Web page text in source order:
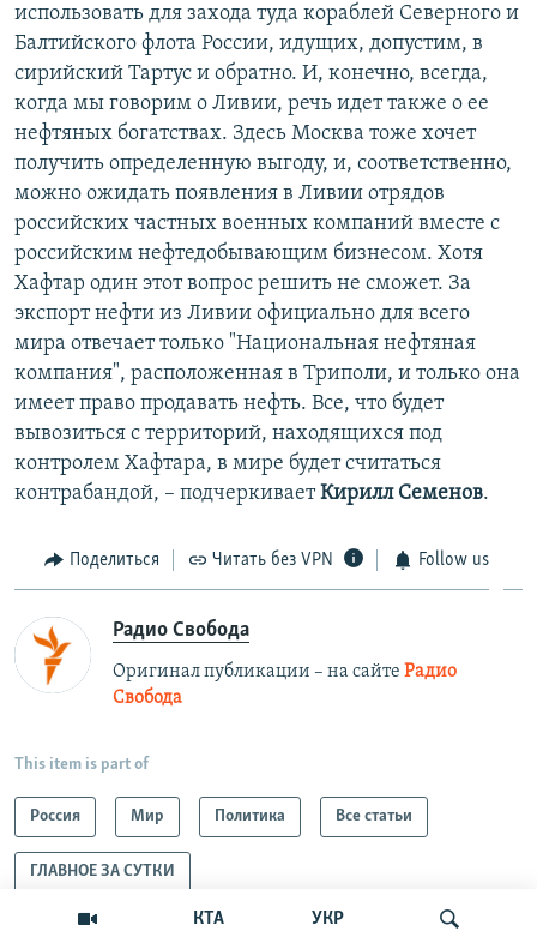
КТА УКР
использовать для захода туда кораблей Северного и
Балтийского флота России, идущих, допустим, в
сирийский Тартус и обратно. И, конечно, всегда,
когда мы говорим о Ливии, речь идет также о ее
нефтяных богатствах. Здесь Москва тоже хочет
получить определенную выгоду, и, соответственно,
можно ожидать появления в Ливии отрядов
российских частных военных компаний вместе с
российским нефтедобывающим бизнесом. Хотя
Хафтар один этот вопрос решить не сможет. За
экспорт нефти из Ливии официально для всего
мира отвечает только "Национальная нефтяная
компания", расположенная в Триполи, и только она
имеет право продавать нефть. Все, что будет
вывозиться с территорий, находящихся под
контролем Хафтара, в мире будет считаться
контрабандой, – подчеркиваетКирилл Семенов.
Поделиться Читать без VPN Follow us
Радио Свобода
Оригинал публикации – на сайте Радио
Свобода
This item is part of
Россия Мир Политика Все статьи
ГЛАВНОЕ ЗА СУТКИ